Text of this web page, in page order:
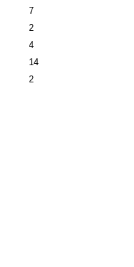
7
2
4
14
2